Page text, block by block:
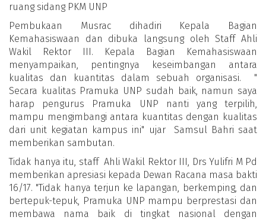
ruang sidang PKM UNP
Pembukaan Musrac dihadiri Kepala Bagian
Kemahasiswaan dan dibuka langsung oleh Staff Ahli
Wakil Rektor III. Kepala Bagian Kemahasiswaan
menyampaikan, pentingnya keseimbangan antara
kualitas dan kuantitas dalam sebuah organisasi. "
Secara kualitas Pramuka UNP sudah baik, namun saya
harap pengurus Pramuka UNP nanti yang terpilih,
mampu mengimbangi antara kuantitas dengan kualitas
dari unit kegiatan kampus ini" ujar Samsul Bahri saat
memberikan sambutan.
Tidak hanya itu, staff Ahli Wakil Rektor III, Drs Yulifri M Pd
memberikan apresiasi kepada Dewan Racana masa bakti
16/17. "Tidak hanya terjun ke lapangan, berkemping, dan
bertepuk-tepuk, Pramuka UNP mampu berprestasi dan
membawa nama baik di tingkat nasional dengan